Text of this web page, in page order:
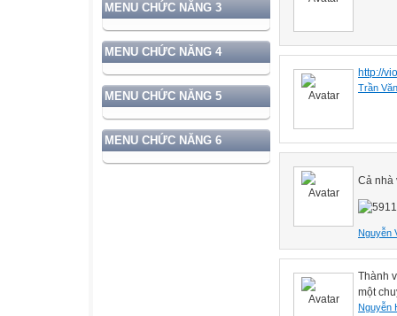
MENU CHỨC NĂNG 3
MENU CHỨC NĂNG 4
MENU CHỨC NĂNG 5
MENU CHỨC NĂNG 6
http://
Trần
Cả nhà
Nguyễn
Thành
một
Nguyễn